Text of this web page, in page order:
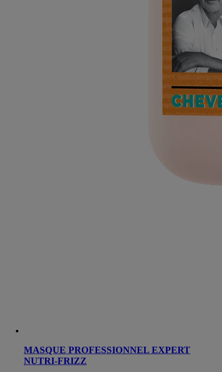
MASQUE PROFESSIONNEL EXPERT
NUTRI-FRIZZ